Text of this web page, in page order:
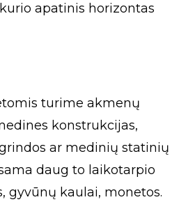
apatinis horizontas
turime akmenų
konstrukcijas,
ar medinių statinių
daug to laikotarpio
gyvūnų kaulai, monetos.